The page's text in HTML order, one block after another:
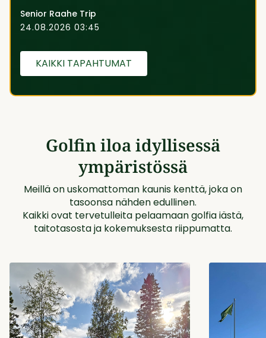
24.08.2026 03:45
Senior Raahe Trip
KAIKKI TAPAHTUMAT
Golfin iloa idyllisessä
ympäristössä
Meillä on uskomattoman kaunis kenttä, joka on
tasoonsa nähden edullinen.
Kaikki ovat tervetulleita pelaamaan golfia iästä,
taitotasosta ja kokemuksesta riippumatta.